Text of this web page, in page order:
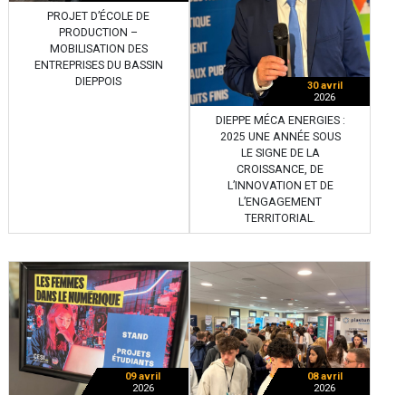
PROJET D’ÉCOLE DE
PRODUCTION –
MOBILISATION DES
ENTREPRISES DU BASSIN
DIEPPOIS
30 avril
2026
DIEPPE MÉCA ENERGIES :
2025 UNE ANNÉE SOUS
LE SIGNE DE LA
CROISSANCE, DE
L’INNOVATION ET DE
L’ENGAGEMENT
TERRITORIAL.
09 avril
2026
08 avril
2026